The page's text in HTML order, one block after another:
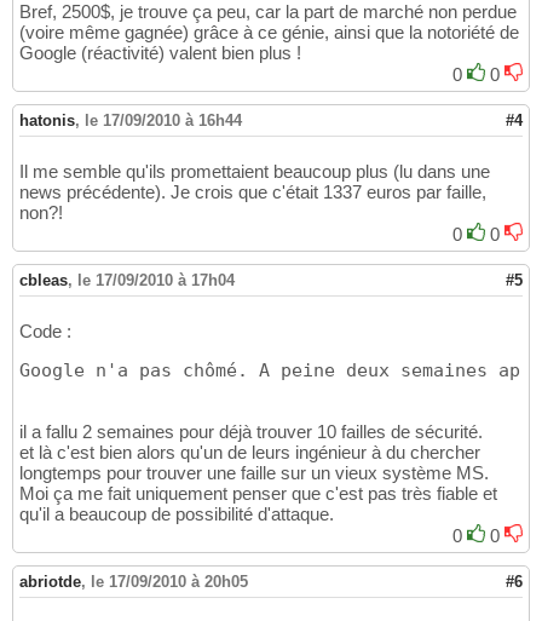
Bref, 2500$, je trouve ça peu, car la part de marché non perdue
(voire même gagnée) grâce à ce génie, ainsi que la notoriété de
Google (réactivité) valent bien plus !
0
0
hatonis, le 17/09/2010 à 16h44 #4
Il me semble qu'ils promettaient beaucoup plus (lu dans une
news précédente). Je crois que c'était 1337 euros par faille,
non?!
0
0
cbleas, le 17/09/2010 à 17h04 #5
Code :
Google n'a pas chômé. A peine deux
il a fallu 2 semaines pour déjà trouver 10 failles de sécurité.
et là c'est bien alors qu'un de leurs ingénieur à du chercher
longtemps pour trouver une faille sur un vieux système MS.
Moi ça me fait uniquement penser que c'est pas très fiable et
qu'il a beaucoup de possibilité d'attaque.
0
0
abriotde, le 17/09/2010 à 20h05 #6